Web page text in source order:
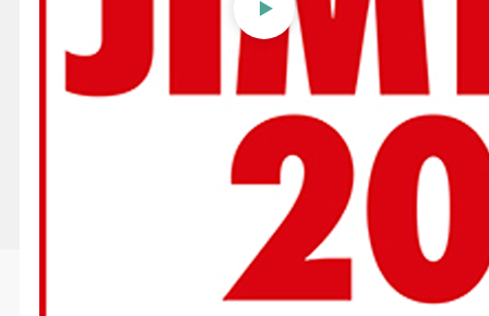
【JIMTOF2024】ブラザー工
業株式会社〜新型30番マシニ
ングセンタ、ダイカストバリ